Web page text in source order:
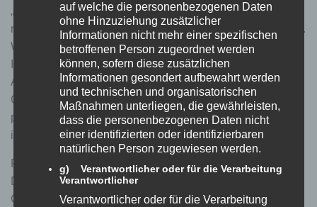
„Nutzereinstellungen“ deaktivieren. Sie werden sodann
nicht in die Conversion-Tracking Statistiken aufgenommen.
Wir setzen Google Ads auf Grund unseres berechtigten
Interesses an einer zielgerichteten Werbung gem. Art. 6
Abs. 1 lit. f DSGVO ein. Im Rahmen der Nutzung von
Google Ads kann es auch zu einer Übermittlung von
personenbezogenen Daten an die Server der Google LLC.
in den USA kommen.
Für den Fall der Übermittlung von personenbezogenen
Daten an die Google LLC. mit Sitz in den USA, hat sich
Google LLC. für das us-europäische
auf welche die personenbezogenen Daten
ohne Hinzuziehung zusätzlicher
Informationen nicht mehr einer spezifischen
betroffenen Person zugeordnet werden
können, sofern diese zusätzlichen
Informationen gesondert aufbewahrt werden
und technischen und organisatorischen
Maßnahmen unterliegen, die gewährleisten,
dass die personenbezogenen Daten nicht
einer identifizierten oder identifizierbaren
natürlichen Person zugewiesen werden.
g) Verantwortlicher oder für die Verarbeitung
Verantwortlicher
Verantwortlicher oder für die Verarbeitung